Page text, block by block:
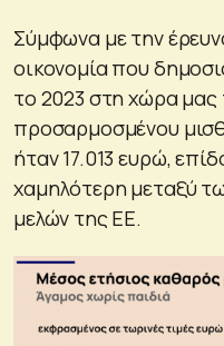
Σύμφωνα με την
οικονομία που
το 2023 στη χώρα μας
προσαρμοσμένου
ήταν 17.013 ευρώ,
χαμηλότερη μεταξύ
μελών της ΕΕ.